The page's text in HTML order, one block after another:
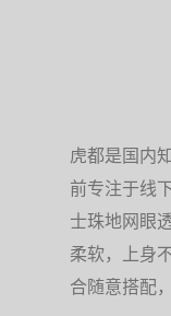
虎都是国内
前专注于线
士珠地网眼
柔软，上身
合随意搭配